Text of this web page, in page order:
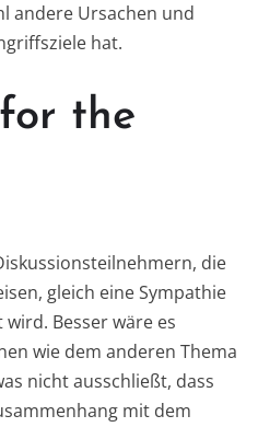
andere Ursachen und
hat.
the
die
gleich eine Sympathie
Besser wäre es
wie dem anderen Thema
nicht ausschließt, dass
mit dem